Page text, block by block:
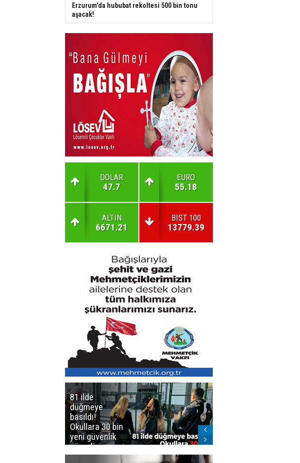
Erzurum'da hububat rekoltesi 500 bin tonu
aşacak!
DOLAR
47.7
EURO
55.18
ALTIN
6671.21
BIST 100
13779.39
81 ilde
düğmeye
basıldı!
Okullara 30 bin
yeni güvenlik
görevlisi